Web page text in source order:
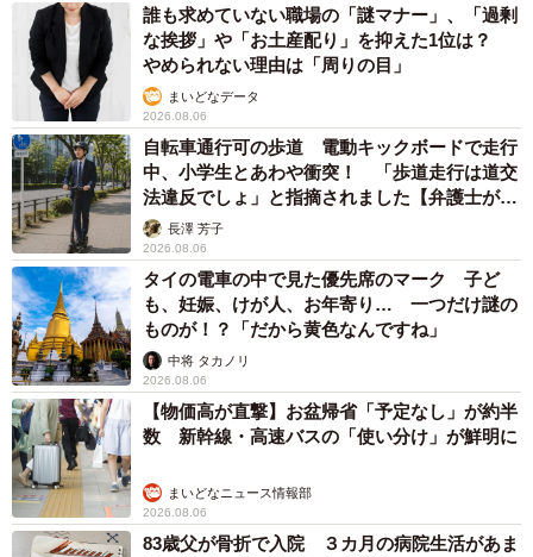
誰も求めていない職場の「謎マナー」、「過剰
な挨拶」や「お土産配り」を抑えた1位は？
やめられない理由は「周りの目」
まいどなデータ
2026.08.06
自転車通行可の歩道 電動キックボードで走行
中、小学生とあわや衝突！ 「歩道走行は道交
法違反でしょ」と指摘されました【弁護士が解
説】長澤 芳子
2026.08.06
タイの電車の中で見た優先席のマーク 子ど
も、妊娠、けが人、お年寄り… 一つだけ謎の
ものが！？「だから黄色なんですね」
中将 タカノリ
2026.08.06
【物価高が直撃】お盆帰省「予定なし」が約半
数 新幹線・高速バスの「使い分け」が鮮明に
まいどなニュース情報部
2026.08.06
83歳父が骨折で入院 ３カ月の病院生活があま